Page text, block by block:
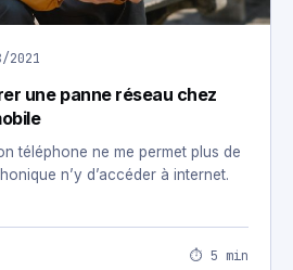
2021
une panne réseau chez
téléphone ne me permet plus de
n’y d’accéder à internet.
⏱ 5 min